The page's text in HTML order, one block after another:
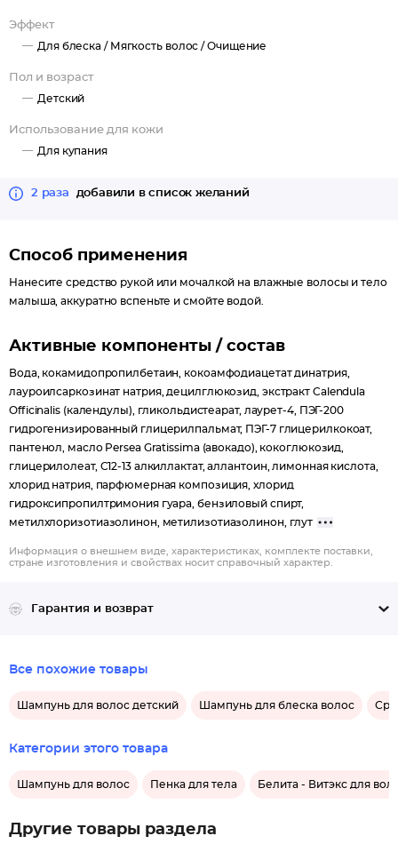
Эффект
Для блеска / Мягкость волос /Очищение
Пол и возраст
Детский
Использование для кожи
Для купания
2 раза добавили в список желаний
Способ применения
Нанесите средство рукой или мочалкой на влажные волосы и тело
малыша, аккуратно вспеньте и смойте водой.
Активные компоненты / состав
Вода, кокамидопропилбетаин, кокоамфодиацетат динатрия,
лауроилсаркозинат натрия, децилглюкозид, экстракт Calendula
Officinalis (календулы), гликольдистеарат, лаурет-4, ПЭГ-200
гидрогенизированный глицерилпальмат, ПЭГ-7 глицерилкокоат,
пантенол, масло Persea Gratissima (авокадо), кокоглюкозид,
глицерилолеат, C12-13 алкиллактат, аллантоин, лимонная кислота,
хлорид натрия, парфюмерная композиция, хлорид
гидроксипропилтримония гуара, бензиловый спирт,
метилхлоризотиазолинон, метилизотиазолинон, глут
Информация о внешнем виде, характеристиках, комплекте поставки,
стране изготовления и свойствах носит справочный характер.
Гарантия и возврат
Все похожие товары
Шампунь для волос детский Шампунь для блеска волос
Категории этого товара
Шампунь для волос Пенка для тела Белита - Витэкс для
Другие товары раздела